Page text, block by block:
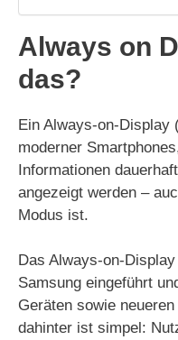
Always on
das?
Ein Always-on-Display
moderner
Informationen
angezeigt werden –
Modus ist.
Das Always-on-
Samsung eingeführt
Geräten sowie
dahinter ist simpel: